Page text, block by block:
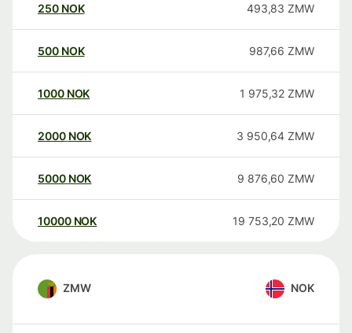
250 NOK 493,83 ZMW
500 NOK 987,66 ZMW
1000 NOK 1 975,32 ZMW
2000 NOK 3 950,64 ZMW
5000 NOK 9 876,60 ZMW
10000 NOK 19 753,20 ZMW
ZMW NOK